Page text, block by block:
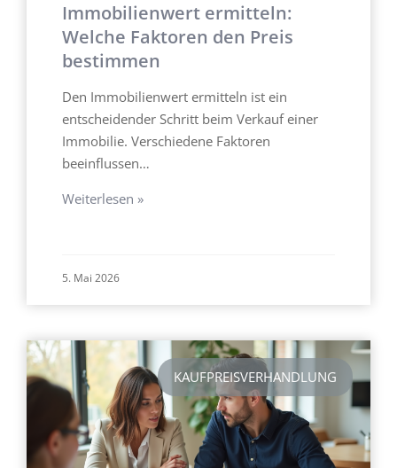
Immobilienwert ermitteln:
Welche Faktoren den Preis
bestimmen
Den Immobilienwert ermitteln ist ein
entscheidender Schritt beim Verkauf einer
Immobilie. Verschiedene Faktoren
beeinflussen…
Weiterlesen »
5. Mai 2026
KAUFPREISVERHANDLUNG